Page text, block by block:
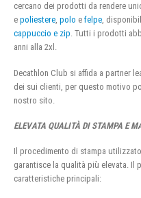
cercano dei prodotti da rendere
e poliestere, polo e felpe,
cappuccio e zip. Tutti i prodotti
anni alla 2xl.
Decathlon Club si affida a partner
dei sui clienti, per questo motivo
nostro sito.
ELEVATA QUALITÀ DI STAMPA E
Il procedimento di stampa
garantisce la qualità più elevata. Il
caratteristiche principali: